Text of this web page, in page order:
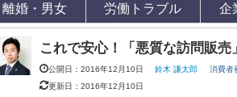
離婚・男女 労働トラブル 企
これで安心！「悪質な訪問販
公開日：2016年12月10日 鈴木 謙太郎
消費者
更新日：2016年12月10日